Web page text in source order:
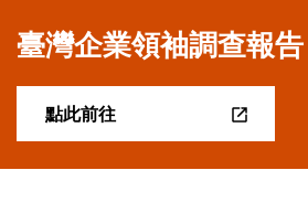
臺灣企業領袖調查報告
點此前往